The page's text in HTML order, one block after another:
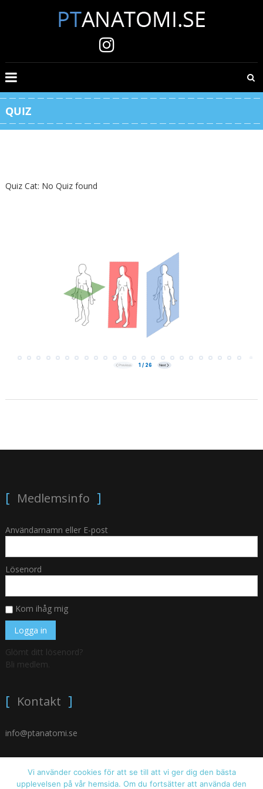
PTANATOMI.SE
Digitala
anatomi
och
QUIZ
Quiz Cat: No Quiz found
Medlemsinfo
Användarnamn eller E-post
Lösenord
Kom ihåg mig
Glömt ditt lösenord?
Bli medlem.
Kontakt
info@ptanatomi.se
Vi använder cookies för att se till att vi ger dig den bästa
upplevelsen på vår hemsida. Om du fortsätter att använda den